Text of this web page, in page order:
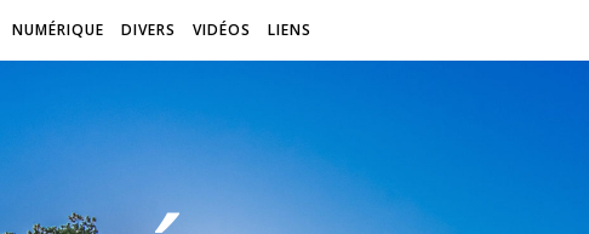
NUMÉRIQUE DIVERS VIDÉOS LIENS